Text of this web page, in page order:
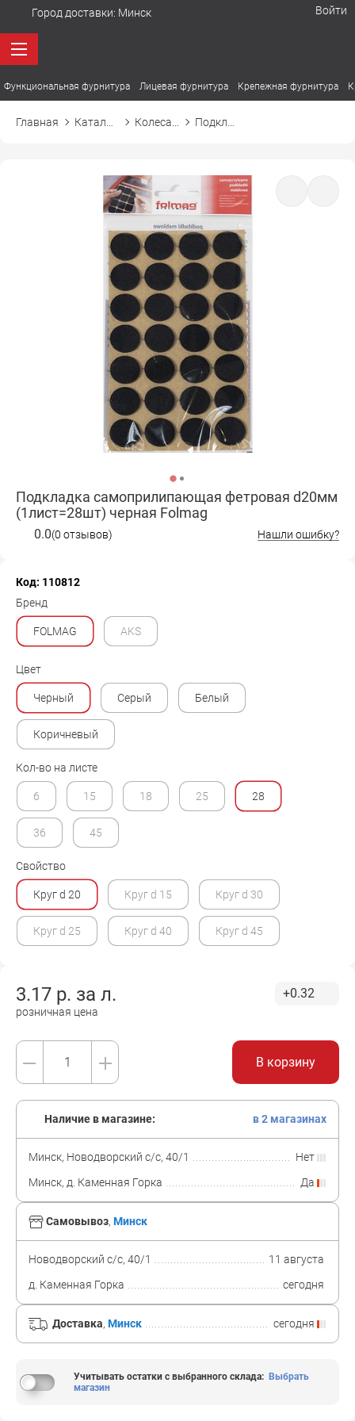
Город доставки: Минск Войти
Функциональная фурнитура Лицевая фурнитура Крепежная фурнитура
Главная
Подкладка самоприлипающая фетровая d20мм
(1лист=28шт) черная Folmag
0.0(0 отзывов) Нашли ошибку?
Код: 110812
Бренд
FOLMAG AKS
Цвет
Черный Серый Белый
Коричневый
Кол-во на листе
6 15 18 25 28
36 45
Свойство
Круг d 20 Круг d 15 Круг d 30
Круг d 25 Круг d 40 Круг d 45
3.17 р. за л.
розничная цена
+0.32
В корзину
Самовывоз, Минск
Новодворский с/с, 40/1
11 августа
д. Каменная Горка
сегодня
Доставка, Минск сегодня
Наличие в магазине: в 2 магазинах
Минск, Новодворский с/с, 40/1
Нет
Минск, д. Каменная Горка
Да
Учитывать остатки с выбранного склада: Выбрать
магазин